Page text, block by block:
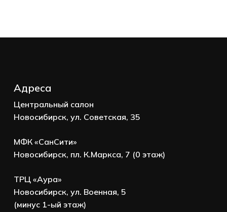
Адреса
Центральный салон
Новосибирск, ул. Советская, 35
МФК «СанСити»
Новосибирск, пл. К.Маркса, 7 (0 этаж)
ТРЦ «Аура»
Новосибирск, ул. Военная, 5
(минус 1-ый этаж)